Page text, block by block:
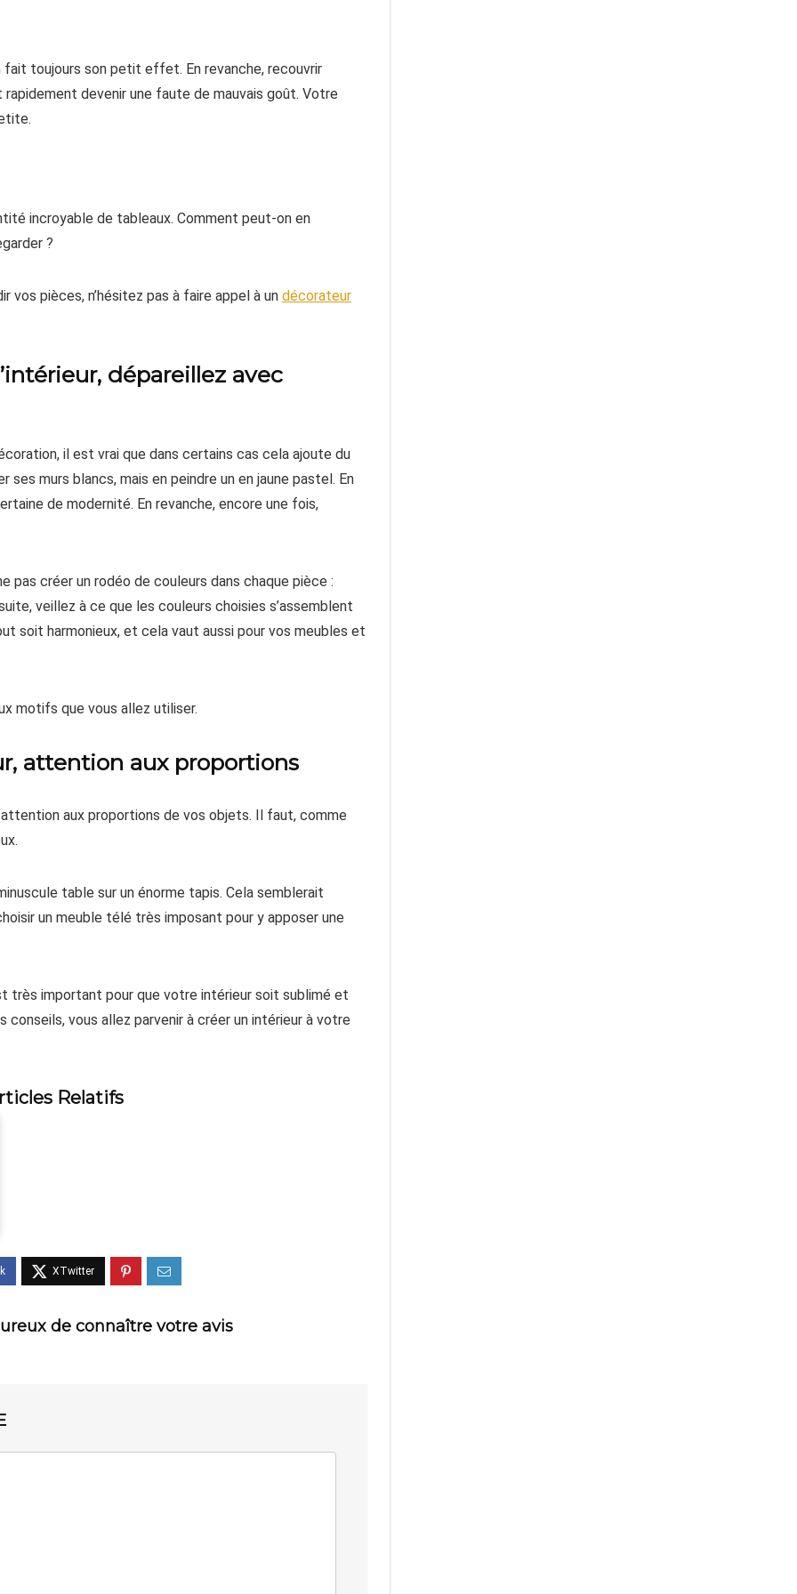
fait toujours son petit effet. En revanche, recouvrir
devenir une faute de mauvais goût. Votre
incroyable de tableaux. Comment peut-on en
?
vos pièces, n’hésitez pas à faire appel à un décorateur
dépareillez avec
il est vrai que dans certains cas cela ajoute du
ses murs blancs, mais en peindre un en jaune pastel. En
de modernité. En revanche, encore une fois,
pas créer un rodéo de couleurs dans chaque pièce :
veillez à ce que les couleurs choisies s’assemblent
soit harmonieux, et cela vaut aussi pour vos meubles et
motifs que vous allez utiliser.
attention aux proportions
attention aux proportions de vos objets. Il faut, comme
table sur un énorme tapis. Cela semblerait
un meuble télé très imposant pour y apposer une
très important pour que votre intérieur soit sublimé et
vous allez parvenir à créer un intérieur à votre
Relatifs
de connaître votre avis